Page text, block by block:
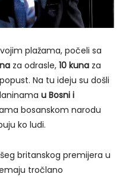
plažama, počeli sa
za odrasle, 10 kuna za
Na tu ideju su došli
u Bosni i
bosanskom narodu
ko ludi.
britanskog premijera u
tročlano